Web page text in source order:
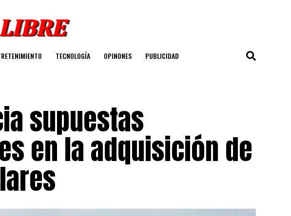
TECNOLOGÍA OPINONES PUBLICIDAD
supuestas
en la adquisición de